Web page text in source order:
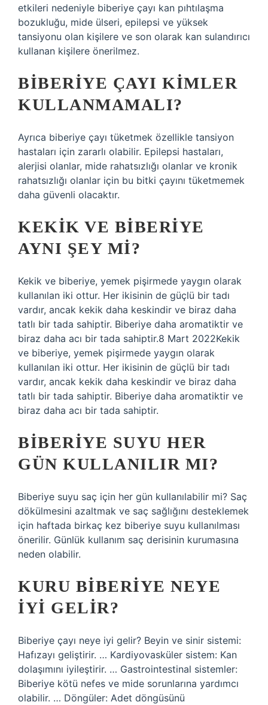
etkileri nedeniyle biberiye çayı kan pıhtılaşma
bozukluğu, mide ülseri, epilepsi ve yüksek
tansiyonu olan kişilere ve son olarak kan sulandırıcı
kullanan kişilere önerilmez.
BIBERIYE ÇAYI KIMLER
KULLANMAMALI?
Ayrıca biberiye çayı tüketmek özellikle tansiyon
hastaları için zararlı olabilir. Epilepsi hastaları,
alerjisi olanlar, mide rahatsızlığı olanlar ve kronik
rahatsızlığı olanlar için bu bitki çayını tüketmemek
daha güvenli olacaktır.
KEKIK VE BIBERIYE
AYNI ŞEY MI?
Kekik ve biberiye, yemek pişirmede yaygın olarak
kullanılan iki ottur. Her ikisinin de güçlü bir tadı
vardır, ancak kekik daha keskindir ve biraz daha
tatlı bir tada sahiptir. Biberiye daha aromatiktir ve
biraz daha acı bir tada sahiptir.8 Mart 2022Kekik
ve biberiye, yemek pişirmede yaygın olarak
kullanılan iki ottur. Her ikisinin de güçlü bir tadı
vardır, ancak kekik daha keskindir ve biraz daha
tatlı bir tada sahiptir. Biberiye daha aromatiktir ve
biraz daha acı bir tada sahiptir.
BIBERIYE SUYU HER
GÜN KULLANILIR MI?
Biberiye suyu saç için her gün kullanılabilir mi? Saç
dökülmesini azaltmak ve saç sağlığını desteklemek
için haftada birkaç kez biberiye suyu kullanılması
önerilir. Günlük kullanım saç derisinin kurumasına
neden olabilir.
KURU BIBERIYE NEYE
IYI GELIR?
Biberiye çayı neye iyi gelir? Beyin ve sinir sistemi:
Hafızayı geliştirir. … Kardiyovasküler sistem: Kan
dolaşımını iyileştirir. … Gastrointestinal sistemler:
Biberiye kötü nefes ve mide sorunlarına yardımcı
olabilir. … Döngüler: Adet döngüsünü